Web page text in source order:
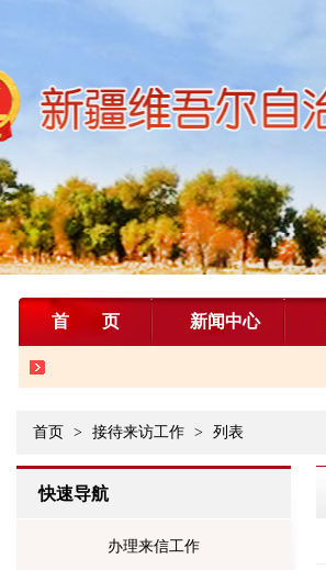
首页 新闻中心
首页 > 接待来访工作 > 列表
快速导航
办理来信工作